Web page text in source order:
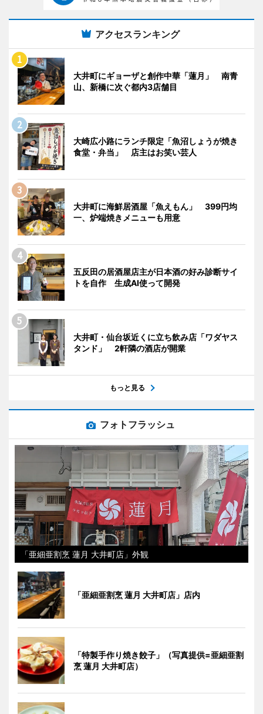
アクセスランキング
大井町にギョーザと創作中華「蓮月」 南青
山、新橋に次ぐ都内3店舗目
大崎広小路にランチ限定「魚沼しょうが焼き
食堂・弁当」 店主はお笑い芸人
大井町に海鮮居酒屋「魚えもん」 399円均
一、炉端焼きメニューも用意
五反田の居酒屋店主が日本酒の好み診断サイ
トを自作 生成AI使って開発
大井町・仙台坂近くに立ち飲み店「ワダヤス
タンド」 2軒隣の酒店が開業
もっと見る
フォトフラッシュ
「亜細亜割烹 蓮月 大井町店」外観
「亜細亜割烹 蓮月 大井町店」店内
「特製手作り焼き餃子」（写真提供=亜細亜割
烹 蓮月 大井町店）